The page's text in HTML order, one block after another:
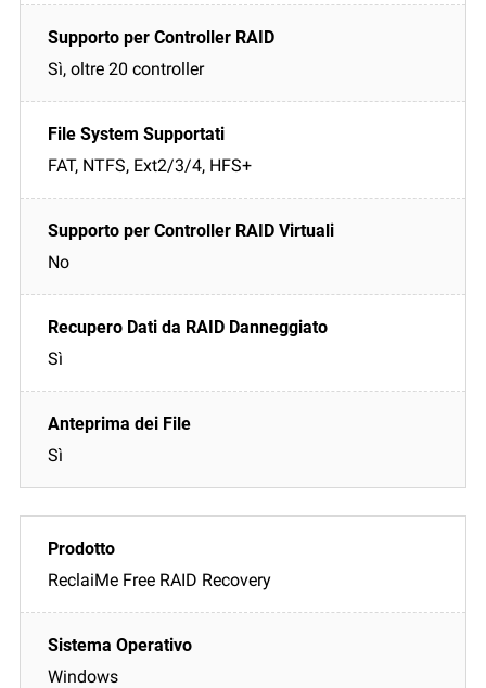
Sì, oltre 20 controller
FAT, NTFS, Ext2/3/4, HFS+
No
Sì
Sì
ReclaiMe Free RAID Recovery
Windows